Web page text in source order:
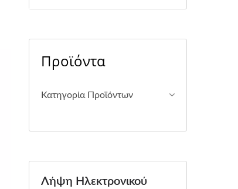
Προϊόντα
Κατηγορία Προϊόντων
Λήψη Ηλεκτρονικού